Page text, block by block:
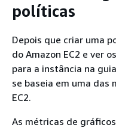
políticas
Depois que criar uma
do Amazon EC2 e ver
para a instância na guia
se baseia em uma das
EC2.
As métricas de